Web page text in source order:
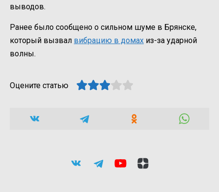
выводов.
Ранее было сообщено о сильном шуме в Брянске,
который вызвал вибрацию в домах из-за ударной
волны.
Оцените статью